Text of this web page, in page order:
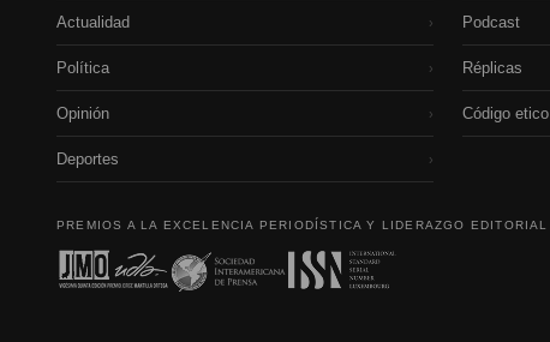
Actualidad ›
Política ›
Opinión ›
Deportes ›
Podcast
Réplicas
Código etico
PREMIOS A LA EXCELENCIA PERIODÍSTICA Y LIDERAZGO EDITORIAL